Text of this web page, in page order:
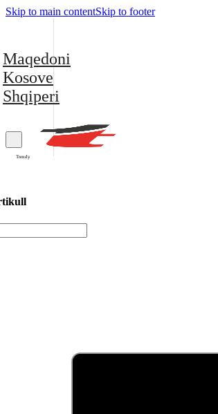
Skip to main contentSkip to footer
Maqedoni
Kosove
Shqiperi
Trendy